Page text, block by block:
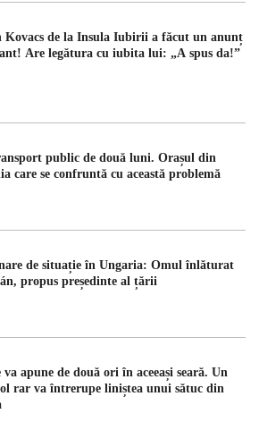
Kovacs de la Insula Iubirii a făcut un anunț
Are legătura cu iubita lui: „A spus da!”
public de două luni. Orașul din
care se confruntă cu această problemă
de situație în Ungaria: Omul înlăturat
propus președinte al țării
va apune de două ori în aceeași seară. Un
rar va întrerupe liniștea unui sătuc din